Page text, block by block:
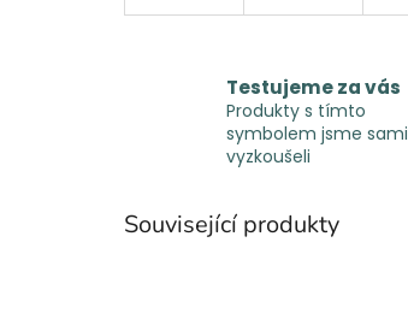
Testujeme za vás
Produkty s tímto
symbolem jsme sami
vyzkoušeli
Související produkty